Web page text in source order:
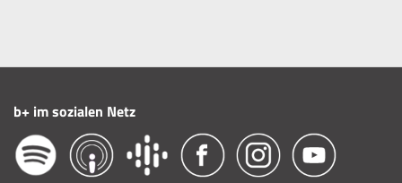
b+ im sozialen Netz